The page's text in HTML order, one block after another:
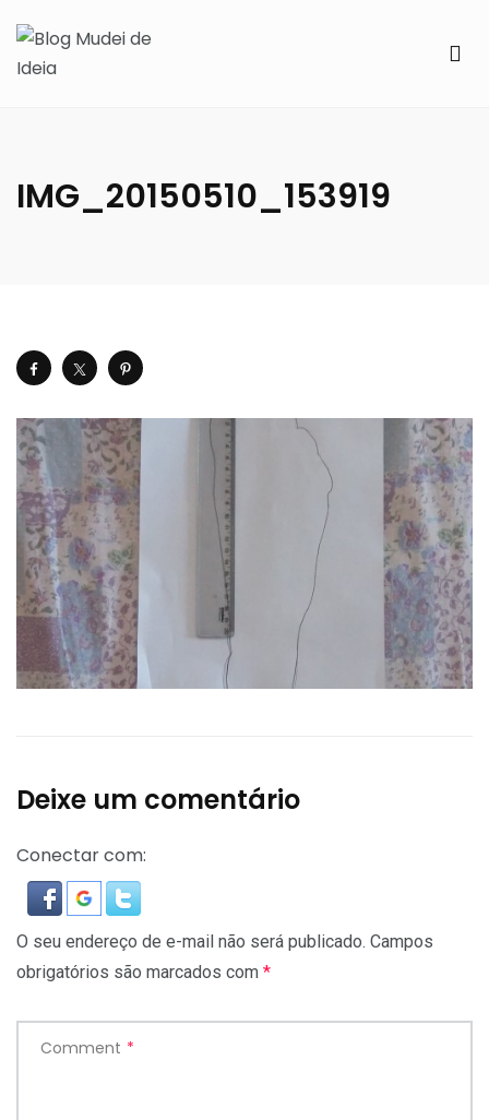
IMG_20150510_153919
Deixe um comentário
Conectar com:
O seu endereço de e-mail não será publicado. Campos
obrigatórios são marcados com *
Comment *